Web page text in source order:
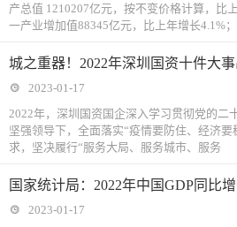
产总值 1210207亿元，按不变价格计算，比
一产业增加值88345亿元，比上年增长4.1%
城之重器！2022年深圳国资十件大
2023-01-17
2022年，深圳国资国企深入学习贯彻党的二
坚强领导下，全面落实“疫情要防住、经济
求，坚决履行“服务大局、服务城市、服务
国家统计局：2022年中国GDP同比
2023-01-17